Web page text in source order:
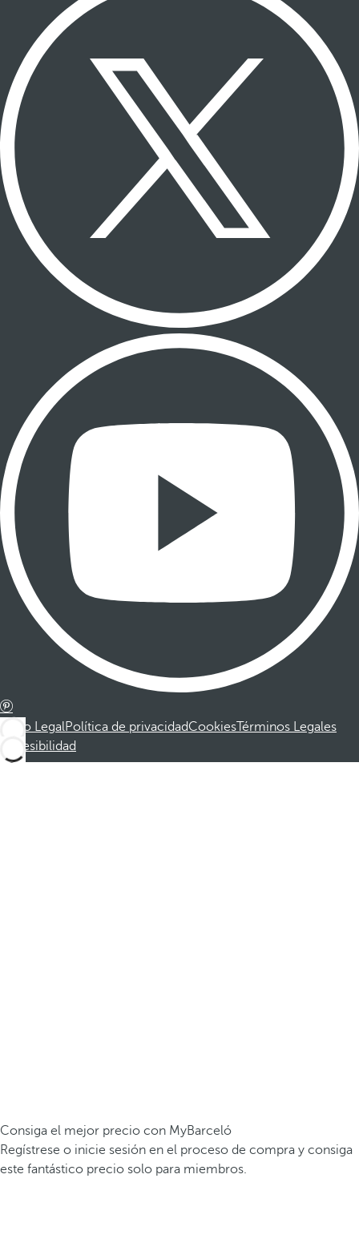
Aviso LegalPolítica de privacidadCookiesTérminos Legales
Accesibilidad
Consiga el mejor precio con MyBarceló
Regístrese o inicie sesión en el proceso de compra y consiga
este fantástico precio solo para miembros.